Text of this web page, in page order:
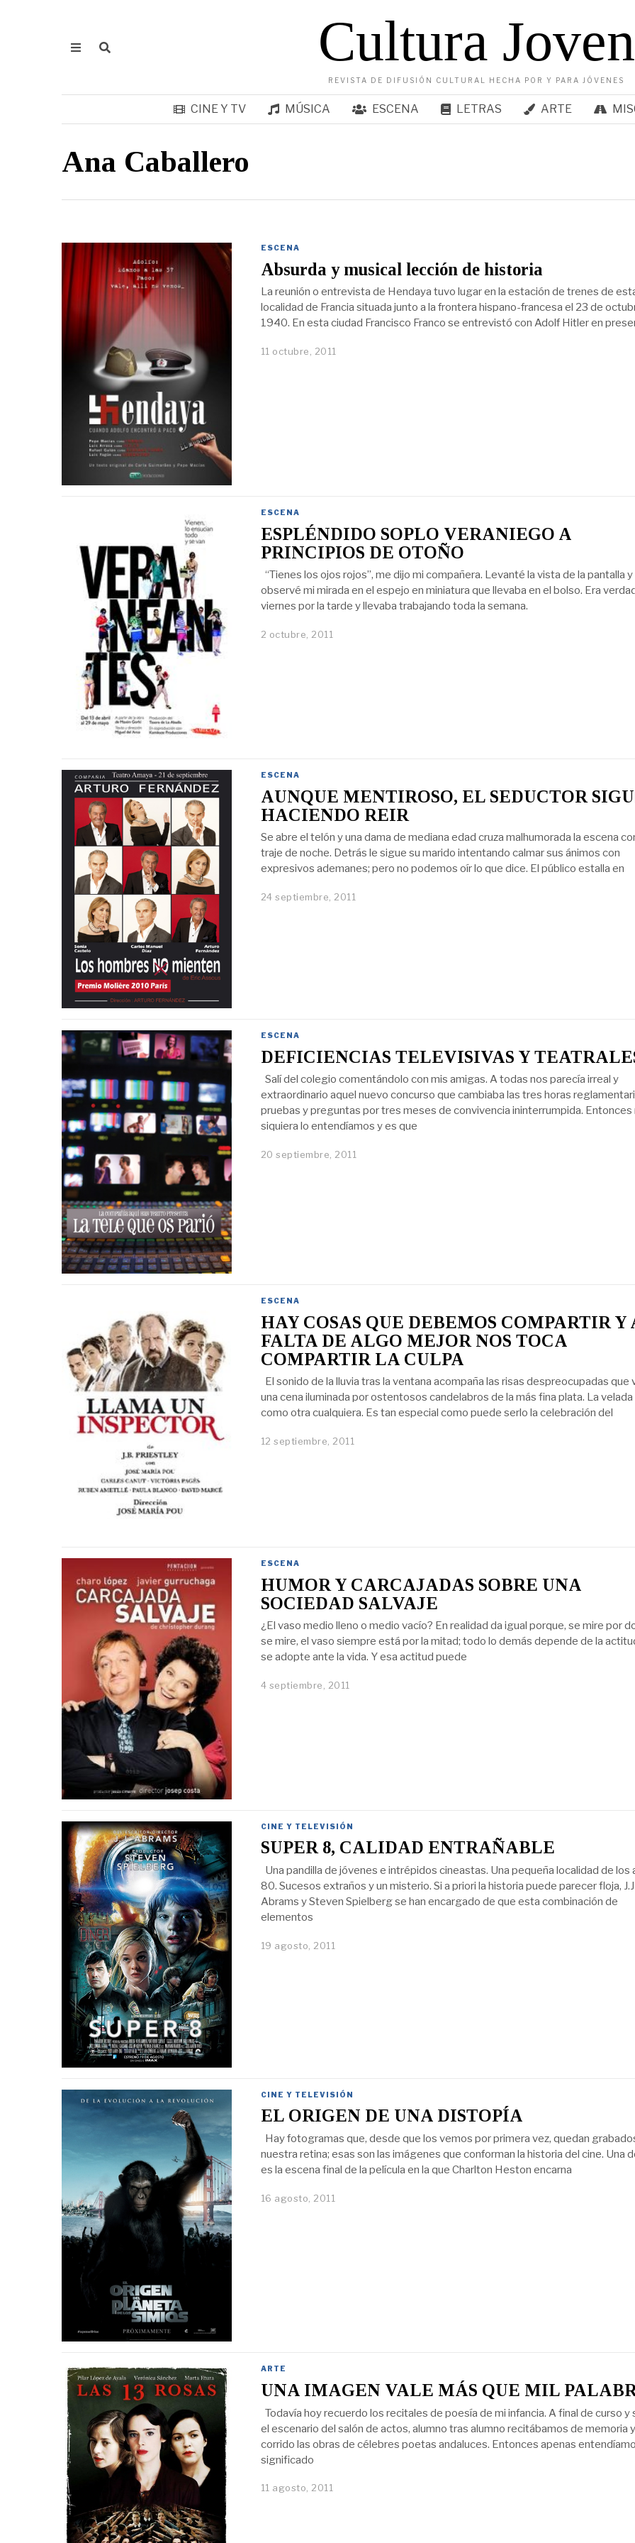
Cultura Joven
REVISTA DE DIFUSIÓN CULTURAL HECHA POR Y PARA JÓVENES
CINE Y TV MÚSICA ESCENA LETRAS ARTE
Ana Caballero
ESCENA
Absurda y musical lección de historia
La reunión o entrevista de Hendaya tuvo lugar en la estación de trenes de
localidad de Francia situada junto a la frontera hispano-francesa el 23 de
1940. En esta ciudad Francisco Franco se entrevistó con Adolf Hitler en
11 octubre, 2011
ESCENA
ESPLÉNDIDO SOPLO VERANIEGO A
PRINCIPIOS DE OTOÑO
“Tienes los ojos rojos”, me dijo mi compañera. Levanté la vista de la pantalla y
observé mi mirada en el espejo en miniatura que llevaba en el bolso. Era
viernes por la tarde y llevaba trabajando toda la semana.
2 octubre, 2011
ESCENA
AUNQUE MENTIROSO, EL SEDUCTOR
HACIENDO REIR
Se abre el telón y una dama de mediana edad cruza malhumorada la escena
traje de noche. Detrás le sigue su marido intentando calmar sus ánimos con
expresivos ademanes; pero no podemos oír lo que dice. El público estalla en
24 septiembre, 2011
ESCENA
DEFICIENCIAS TELEVISIVAS Y
Salí del colegio comentándolo con mis amigas. A todas nos parecía irreal y
extraordinario aquel nuevo concurso que cambiaba las tres horas
pruebas y preguntas por tres meses de convivencia ininterrumpida. Entonces
siquiera lo entendíamos y es que
20 septiembre, 2011
ESCENA
HAY COSAS QUE DEBEMOS COMPARTIR Y
FALTA DE ALGO MEJOR NOS TOCA
COMPARTIR LA CULPA
El sonido de la lluvia tras la ventana acompaña las risas despreocupadas que
una cena iluminada por ostentosos candelabros de la más fina plata. La velada
como otra cualquiera. Es tan especial como puede serlo la celebración del
12 septiembre, 2011
ESCENA
HUMOR Y CARCAJADAS SOBRE UNA
SOCIEDAD SALVAJE
¿El vaso medio lleno o medio vacío? En realidad da igual porque, se mire por
se mire, el vaso siempre está por la mitad; todo lo demás depende de la
se adopte ante la vida. Y esa actitud puede
4 septiembre, 2011
CINE Y TELEVISIÓN
SUPER 8, CALIDAD ENTRAÑABLE
Una pandilla de jóvenes e intrépidos cineastas. Una pequeña localidad de los
80. Sucesos extraños y un misterio. Si a priori la historia puede parecer floja, J.J
Abrams y Steven Spielberg se han encargado de que esta combinación de
elementos
19 agosto, 2011
CINE Y TELEVISIÓN
EL ORIGEN DE UNA DISTOPÍA
Hay fotogramas que, desde que los vemos por primera vez, quedan
nuestra retina; esas son las imágenes que conforman la historia del cine. Una
es la escena final de la película en la que Charlton Heston encarna
16 agosto, 2011
ARTE
UNA IMAGEN VALE MÁS QUE MIL
Todavía hoy recuerdo los recitales de poesía de mi infancia. A final de curso y
el escenario del salón de actos, alumno tras alumno recitábamos de memoria y
corrido las obras de célebres poetas andaluces. Entonces apenas
significado
11 agosto, 2011